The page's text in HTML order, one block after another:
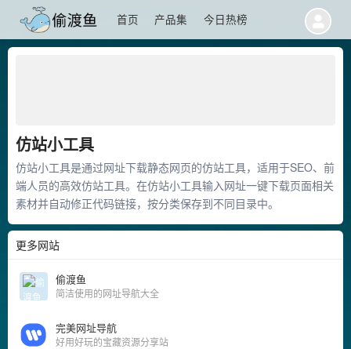
首页 产品集 今日热榜
仿站小工具
仿站小工具是通过网址下载静态网页的仿站工具，适用于SEO、前
端人员的高效仿站工具。在仿站小工具输入网址一键下载页面相关
素材并自动修正代码链接，按分类保存到不同目录中。
更多网站
偷渡鱼
简洁使用的网址导航大全
完美网址导航
好用好玩的宝藏资源分享站